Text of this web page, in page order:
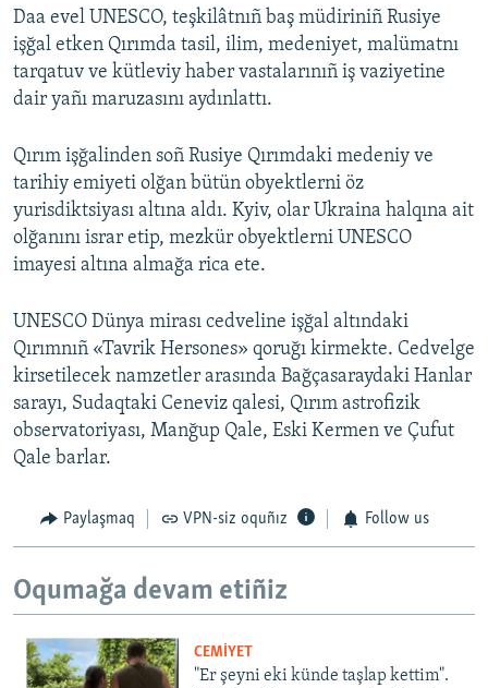
Daa evel UNESCO, teşkilâtnıñ baş müdiriniñ Rusiye
işğal etken Qırımda tasil, ilim, medeniyet, malümatnı
tarqatuv ve kütleviy haber vastalarınıñ iş vaziyetine
dair yañı maruzasını aydınlattı.
Qırım işğalinden soñ Rusiye Qırımdaki medeniy ve
tarihiy emiyeti olğan bütün obyektlerni öz
yurisdiktsiyası altına aldı. Kyiv, olar Ukraina halqına ait
olğanını israr etip, mezkür obyektlerni UNESCO
imayesi altına almağa rica ete.
UNESCO Dünya mirası cedveline işğal altındaki
Qırımnıñ «Tavrik Hersones» qoruğı kirmekte. Cedvelge
kirsetilecek namzetler arasında Bağçasaraydaki Hanlar
sarayı, Sudaqtaki Ceneviz qalesi, Qırım astrofizik
observatoriyası, Manğup Qale, Eski Kermen ve Çufut
Qale barlar.
Paylaşmaq VPN-siz oquñız Follow us
Oqumağa devam etiñiz
CEMİYET
"Er şeyni eki künde taşlap kettim".